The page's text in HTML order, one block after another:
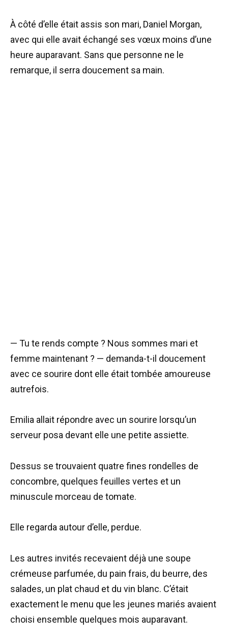
À côté d’elle était assis son mari, Daniel Morgan,
avec qui elle avait échangé ses vœux moins d’une
heure auparavant. Sans que personne ne le
remarque, il serra doucement sa main.
— Tu te rends compte ? Nous sommes mari et
femme maintenant ? — demanda-t-il doucement
avec ce sourire dont elle était tombée amoureuse
autrefois.
Emilia allait répondre avec un sourire lorsqu’un
serveur posa devant elle une petite assiette.
Dessus se trouvaient quatre fines rondelles de
concombre, quelques feuilles vertes et un
minuscule morceau de tomate.
Elle regarda autour d’elle, perdue.
Les autres invités recevaient déjà une soupe
crémeuse parfumée, du pain frais, du beurre, des
salades, un plat chaud et du vin blanc. C’était
exactement le menu que les jeunes mariés avaient
choisi ensemble quelques mois auparavant.